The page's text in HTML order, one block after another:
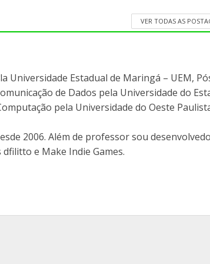
VER TODAS AS
Universidade Estadual de Maringá – UEM,
de Dados pela Universidade do
pela Universidade do Oeste
2006. Além de professor sou
e Make Indie Games.